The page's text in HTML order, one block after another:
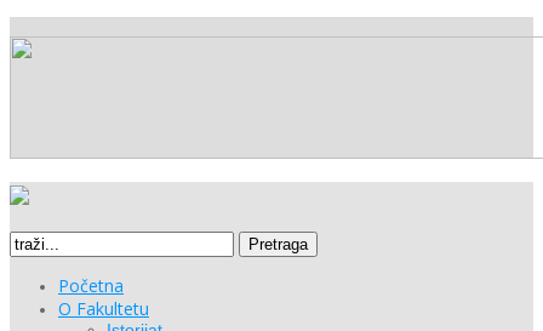
Pretraga
Početna
O Fakultetu